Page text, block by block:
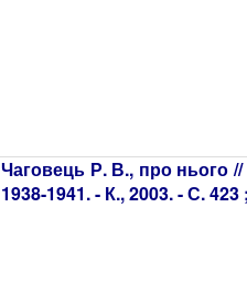
Чаговець Р. В., про нього //
1938-1941. - К., 2003. - С.